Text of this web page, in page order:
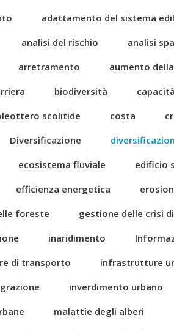
adattamento del sistema
analisi del rischio analisi
arretramento aumento
biodiversità
scolitide costa
Diversificazione
ecosistema fluviale edificio
efficienza energetica
foreste gestione delle crisi
inaridimento
di transporto infrastrutture
inverdimento urbano
malattie degli alberi